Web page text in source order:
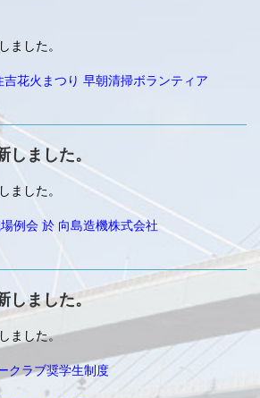
ました。
吉花火まつり 早朝清掃ボランティア
しました。
ました。
例会 於 向島造機株式会社
しました。
ました。
クラブ奨学生制度